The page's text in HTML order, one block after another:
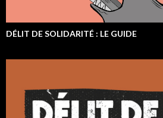
DÉLIT DE SOLIDARITÉ : LE GUIDE